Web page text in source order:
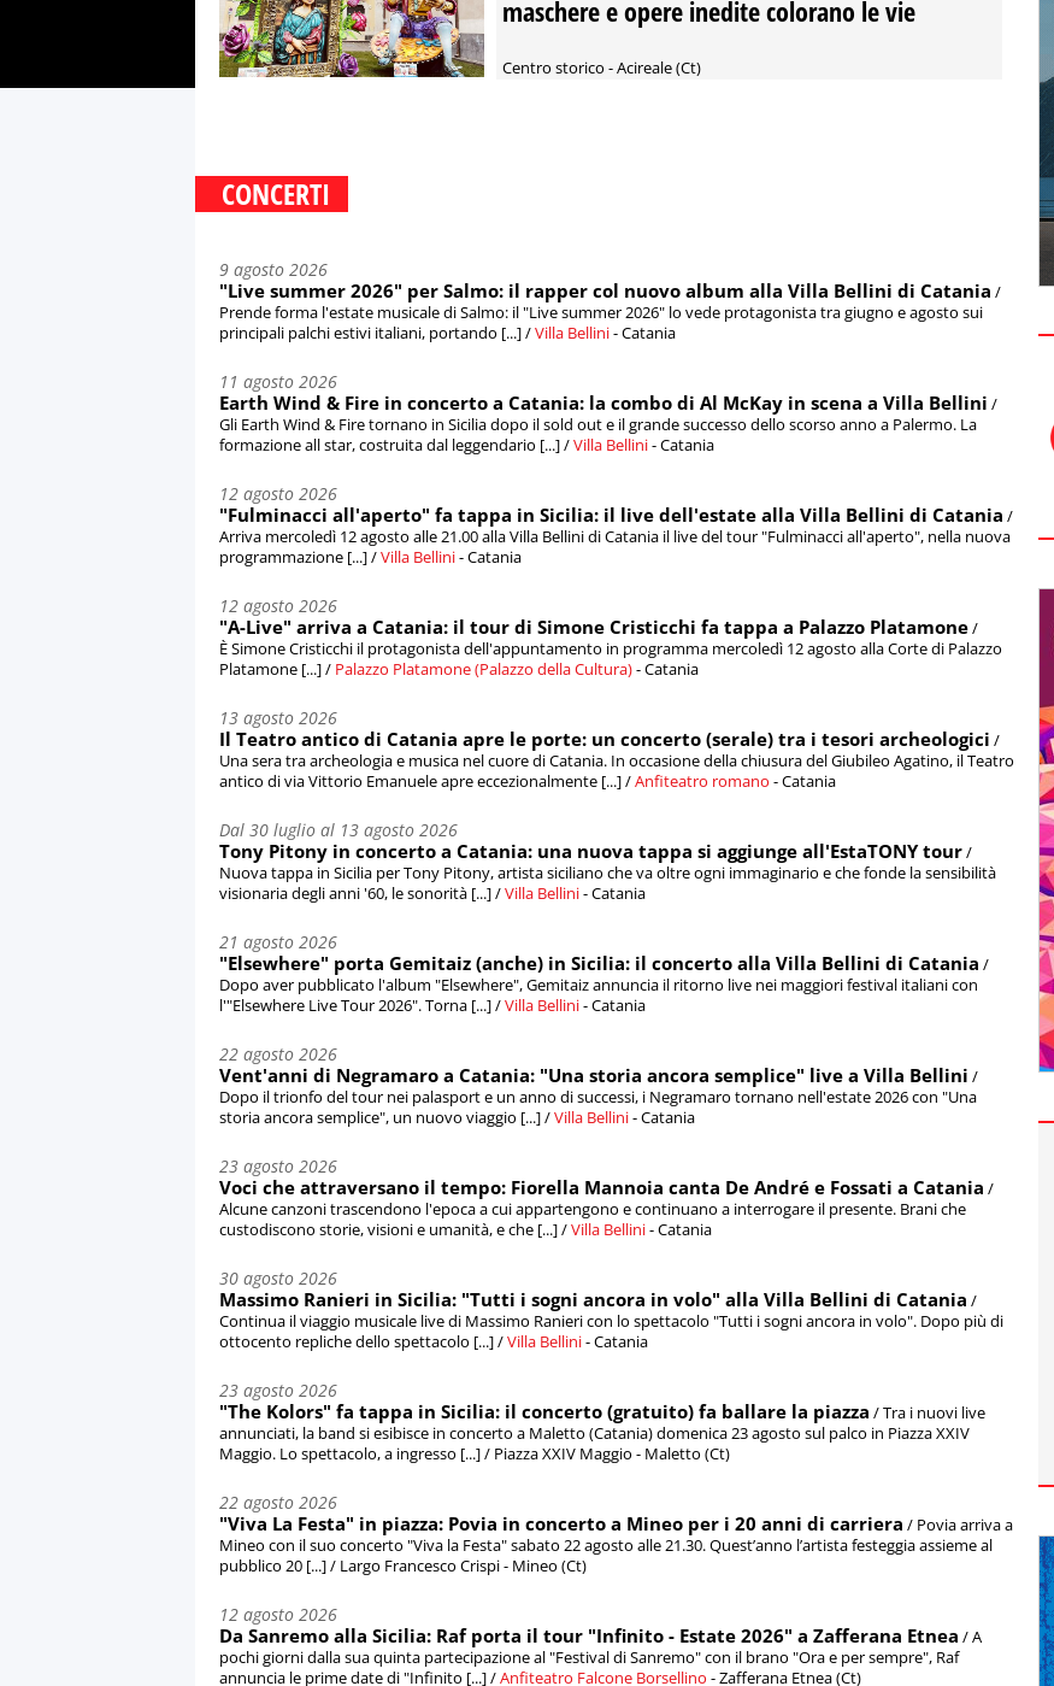
maschere e opere inedite colorano le vie
Centro storico - Acireale (Ct)
CONCERTI
9 agosto 2026
"Live summer 2026" per Salmo: il rapper col nuovo album alla Villa Bellini di Catania /
Prende forma l'estate musicale di Salmo: il "Live summer 2026" lo vede protagonista tra giugno e agosto sui
principali palchi estivi italiani, portando [...] /Villa Bellini- Catania
11 agosto 2026
Earth Wind & Fire in concerto a Catania: la combo di Al McKay in scena a Villa Bellini /
Gli Earth Wind & Fire tornano in Sicilia dopo il sold out e il grande successo dello scorso anno a Palermo. La
formazione all star, costruita dal leggendario [...] /Villa Bellini- Catania
12 agosto 2026
"Fulminacci all'aperto" fa tappa in Sicilia: il live dell'estate alla Villa Bellini di Catania /
Arriva mercoledì 12 agosto alle 21.00 alla Villa Bellini di Catania il live del tour "Fulminacci all'aperto", nella nuova
programmazione [...] /Villa Bellini- Catania
12 agosto 2026
"A-Live" arriva a Catania: il tour di Simone Cristicchi fa tappa a Palazzo Platamone/
È Simone Cristicchi il protagonista dell'appuntamento in programma mercoledì 12 agosto alla Corte di Palazzo
Platamone [...] / Palazzo Platamone (Palazzo della Cultura)- Catania
13 agosto 2026
Il Teatro antico di Catania apre le porte: un concerto (serale) tra i tesori archeologici /
Una sera tra archeologia e musica nel cuore di Catania. In occasione della chiusura del Giubileo Agatino, il Teatro
antico di via Vittorio Emanuele apre eccezionalmente [...] /Anfiteatro romano - Catania
Dal 30 luglio al 13 agosto 2026
Tony Pitony in concerto a Catania: una nuova tappa si aggiunge all'EstaTONY tour/
Nuova tappa in Sicilia per Tony Pitony, artista siciliano che va oltre ogni immaginario e che fonde la sensibilità
visionaria degli anni '60, le sonorità [...] /Villa Bellini- Catania
21 agosto 2026
"Elsewhere" porta Gemitaiz (anche) in Sicilia: il concerto alla Villa Bellini di Catania /
Dopo aver pubblicato l'album "Elsewhere", Gemitaiz annuncia il ritorno live nei maggiori festival italiani con
l'"Elsewhere Live Tour 2026". Torna [...] /Villa Bellini- Catania
22 agosto 2026
Vent'anni di Negramaro a Catania: "Una storia ancora semplice" live a Villa Bellini /
Dopo il trionfo del tour nei palasport e un anno di successi, i Negramaro tornano nell'estate 2026 con "Una
storia ancora semplice", un nuovo viaggio [...] /Villa Bellini- Catania
23 agosto 2026
Voci che attraversano il tempo: Fiorella Mannoia canta De André e Fossati a Catania /
Alcune canzoni trascendono l'epoca a cui appartengono e continuano a interrogare il presente. Brani che
custodiscono storie, visioni e umanità, e che [...] /Villa Bellini- Catania
30 agosto 2026
Massimo Ranieri in Sicilia: "Tutti i sogni ancora in volo" alla Villa Bellini di Catania /
Continua il viaggio musicale live di Massimo Ranieri con lo spettacolo "Tutti i sogni ancora in volo". Dopo più di
ottocento repliche dello spettacolo [...] /Villa Bellini- Catania
23 agosto 2026
"The Kolors" fa tappa in Sicilia: il concerto (gratuito) fa ballare la piazza / Tra i nuovi live
annunciati, la band si esibisce in concerto a Maletto (Catania) domenica 23 agosto sul palco in Piazza XXIV
Maggio. Lo spettacolo, a ingresso [...] / Piazza XXIV Maggio - Maletto (Ct)
22 agosto 2026
"Viva La Festa" in piazza: Povia in concerto a Mineo per i 20 anni di carriera / Povia arriva a
Mineo con il suo concerto "Viva la Festa" sabato 22 agosto alle 21.30. Quest’anno l’artista festeggia assieme al
pubblico 20 [...] / Largo Francesco Crispi - Mineo (Ct)
12 agosto 2026
Da Sanremo alla Sicilia: Raf porta il tour "Infinito - Estate 2026" a Zafferana Etnea / A
pochi giorni dalla sua quinta partecipazione al "Festival di Sanremo" con il brano "Ora e per sempre", Raf
annuncia le prime date di "Infinito [...] /Anfiteatro Falcone Borsellino - Zafferana Etnea (Ct)